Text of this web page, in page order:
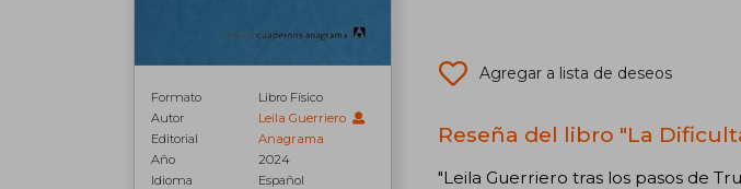
Formato
Libro Físico
Autor
Leila Guerriero
Editorial
Anagrama
Año
2024
Idioma
Español
Agregar a lista de deseos
Reseña del libro "La
"Leila Guerriero tras los pasos de